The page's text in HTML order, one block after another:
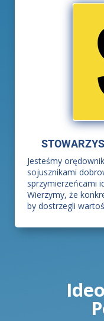
Jesteśmy
sojusznikami
sprzymierzeńcami
Wierzymy, że
by dostrzegli